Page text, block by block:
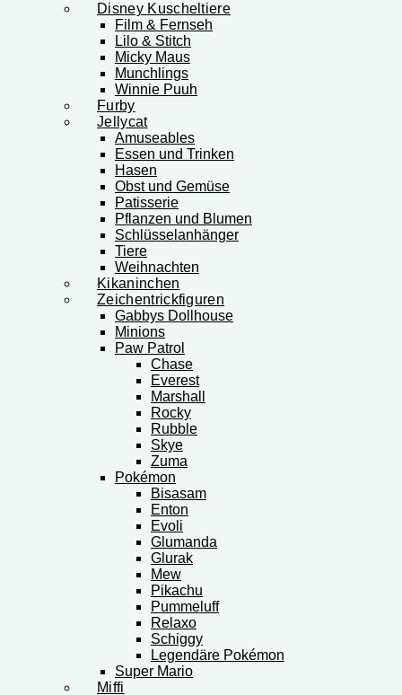
Disney Kuscheltiere
Film & Fernseh
Lilo & Stitch
Micky Maus
Munchlings
Winnie Puuh
Furby
Jellycat
Amuseables
Essen und Trinken
Hasen
Obst und Gemüse
Patisserie
Pflanzen und Blumen
Schlüsselanhänger
Tiere
Weihnachten
Kikaninchen
Zeichentrickfiguren
Gabbys Dollhouse
Minions
Paw Patrol
Chase
Everest
Marshall
Rocky
Rubble
Skye
Zuma
Pokémon
Bisasam
Enton
Evoli
Glumanda
Glurak
Mew
Pikachu
Pummeluff
Relaxo
Schiggy
Legendäre Pokémon
Super Mario
Miffi